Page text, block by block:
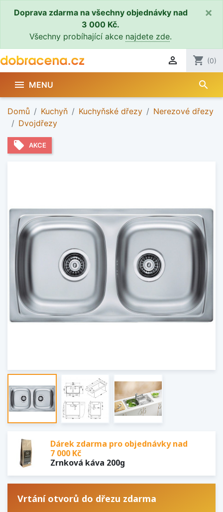
Doprava zdarma na všechny objednávky nad
3 000 Kč.
Všechny probíhající akce najdete zde.
×
 shopping_cart (0)
 MENU search
Domů Kuchyň Kuchyňské dřezy
Nerezové dřezy
Dvojdřezy
local_offer AKCE
Dárek zdarma pro objednávky nad
7 000 Kč
Zrnková káva 200g
Vrtání otvorů do dřezu zdarma